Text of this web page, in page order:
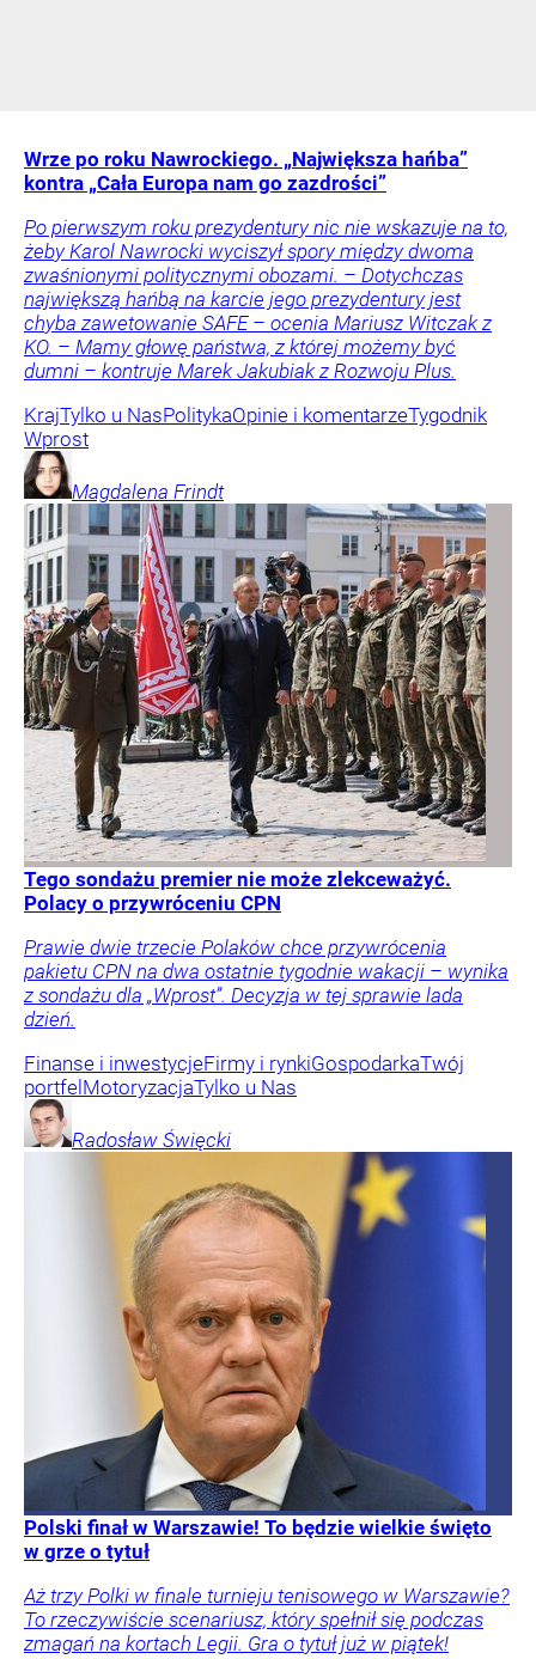
Wrze po roku Nawrockiego. „Największa hańba”
kontra „Cała Europa nam go zazdrości”
Po pierwszym roku prezydentury nic nie wskazuje na to,
żeby Karol Nawrocki wyciszył spory między dwoma
zwaśnionymi politycznymi obozami. – Dotychczas
największą hańbą na karcie jego prezydentury jest
chyba zawetowanie SAFE – ocenia Mariusz Witczak z
KO. – Mamy głowę państwa, z której możemy być
dumni – kontruje Marek Jakubiak z Rozwoju Plus.
KrajTylko u NasPolitykaOpinie i komentarzeTygodnik
Wprost
Magdalena Frindt
Tego sondażu premier nie może zlekceważyć.
Polacy o przywróceniu CPN
Prawie dwie trzecie Polaków chce przywrócenia
pakietu CPN na dwa ostatnie tygodnie wakacji – wynika
z sondażu dla „Wprost”. Decyzja w tej sprawie lada
dzień.
Finanse i inwestycjeFirmy i rynkiGospodarkaTwój
portfelMotoryzacjaTylko u Nas
Radosław Święcki
Polski finał w Warszawie! To będzie wielkie święto
w grze o tytuł
Aż trzy Polki w finale turnieju tenisowego w Warszawie?
To rzeczywiście scenariusz, który spełnił się podczas
zmagań na kortach Legii. Gra o tytuł już w piątek!